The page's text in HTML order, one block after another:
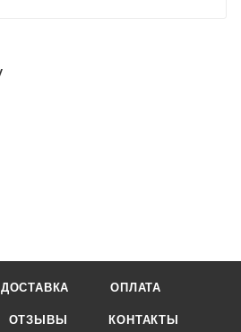
ДОСТАВКА ОПЛАТА
ОТЗЫВЫ КОНТАКТЫ